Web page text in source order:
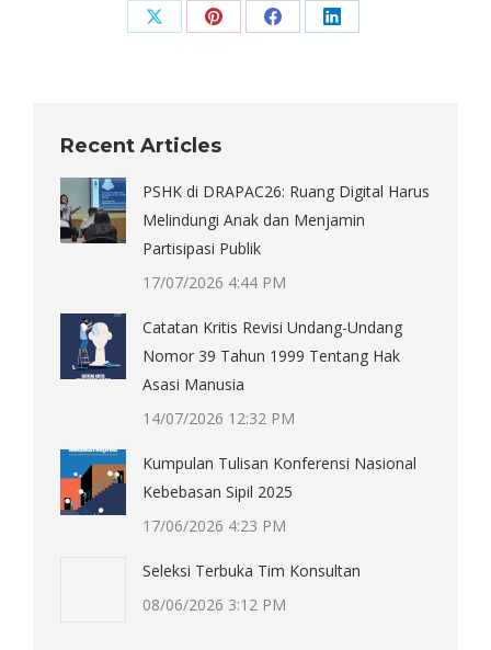
Share Share Share Share
Recent Articles
PSHK di DRAPAC26: Ruang Digital Harus
Melindungi Anak dan Menjamin
Partisipasi Publik
17/07/2026 4:44 PM
Catatan Kritis Revisi Undang-Undang
Nomor 39 Tahun 1999 Tentang Hak
Asasi Manusia
14/07/2026 12:32 PM
Kumpulan Tulisan Konferensi Nasional
Kebebasan Sipil 2025
17/06/2026 4:23 PM
Seleksi Terbuka Tim Konsultan
08/06/2026 3:12 PM